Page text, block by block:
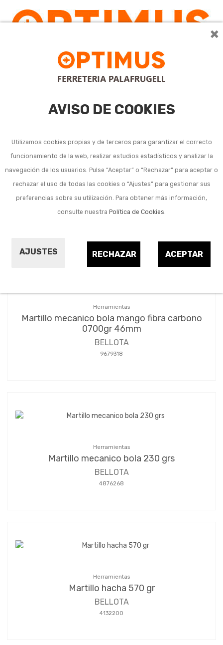
×
AVISO DE COOKIES
Utilizamos cookies propias y de terceros para garantizar el correcto
funcionamiento de la web, realizar estudios estadísticos y analizar la
navegación de los usuarios. Pulse “Aceptar” o “Rechazar” para aceptar o
rechazar el uso de todas las cookies o “Ajustes” para gestionar sus
preferencias sobre su utilización. Para obtener más información,
consulte nuestra Política de Cookies.
AJUSTES ACEPTAR
RECHAZAR
Martillos
Herramientas
Martillo mecanico bola mango fibra carbono
0700gr 46mm
BELLOTA
9679318
Herramientas
Martillo mecanico bola 230 grs
BELLOTA
4876268
Herramientas
Martillo hacha 570 gr
BELLOTA
4132200